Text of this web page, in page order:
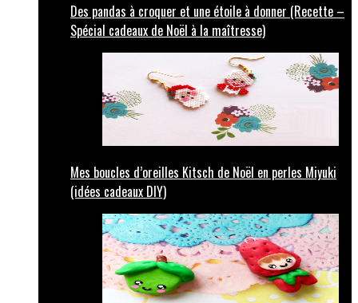
Des pandas à croquer et une étoile à donner (Recette –
Spécial cadeaux de Noël à la maîtresse)
Mes boucles d’oreilles Kitsch de Noël en perles Miyuki
(idées cadeaux DIY)